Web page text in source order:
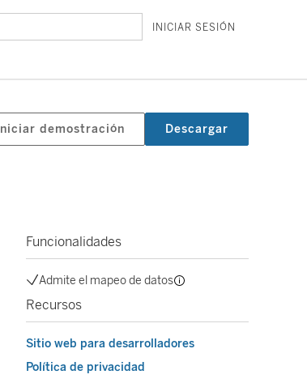
INICIAR SESIÓN
Iniciar demostración Descargar
Funcionalidades
Admite el mapeo de datos
Recursos
Sitio web para desarrolladores
Política de privacidad